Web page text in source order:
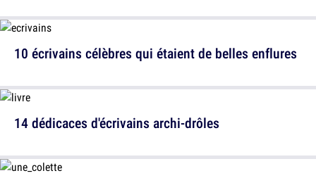
10 écrivains célèbres qui étaient de belles enflures
14 dédicaces d'écrivains archi-drôles